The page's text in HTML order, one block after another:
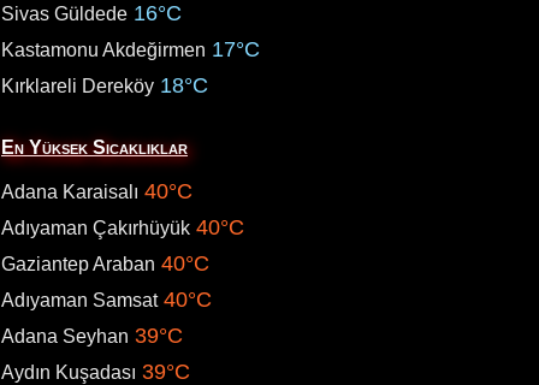
Sivas Güldede 16°C
Kastamonu Akdeğirmen 17°C
Kırklareli Dereköy 18°C
En Yüksek Sıcaklıklar
Adana Karaisalı 40°C
Adıyaman Çakırhüyük 40°C
Gaziantep Araban 40°C
Adıyaman Samsat 40°C
Adana Seyhan 39°C
Aydın Kuşadası 39°C